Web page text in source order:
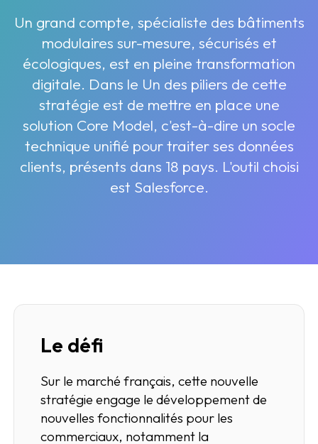
Un grand compte, spécialiste des bâtiments
modulaires sur-mesure, sécurisés et
écologiques, est en pleine transformation
digitale. Dans le Un des piliers de cette
stratégie est de mettre en place une
solution Core Model, c'est-à-dire un socle
technique unifié pour traiter ses données
clients, présents dans 18 pays. L'outil choisi
est Salesforce.
Le défi
Sur le marché français, cette nouvelle
stratégie engage le développement de
nouvelles fonctionnalités pour les
commerciaux, notamment la